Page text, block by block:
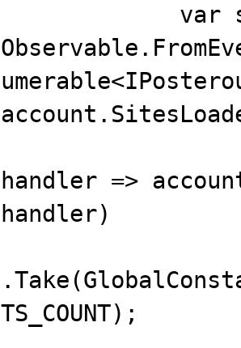
umerable<
handler =>
handler)
TS_COUNT);